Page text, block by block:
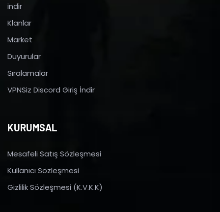
indir
Klanlar
Market
Duyurular
Sıralamalar
VPNSiz Discord Giriş İndir
KURUMSAL
Mesafeli Satış Sözleşmesi
Kullanıcı Sözleşmesi
Gizlilik Sözleşmesi (K.V.K.K)